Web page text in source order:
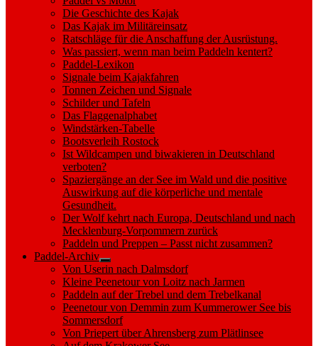
Die Geschichte des Kajak
Das Kajak im Militäreinsatz
Ratschläge für die Anschaffung der Ausrüstung.
Was passiert, wenn man beim Paddeln kentert?
Paddel-Lexikon
Signale beim Kajakfahren
Tonnen Zeichen und Signale
Schilder und Tafeln
Das Flaggenalphabet
Windstärken-Tabelle
Bootsverleih Rostock
Ist Wildcampen und biwakieren in Deutschland
verboten?
Spaziergänge an der See im Wald und die positive
Auswirkung auf die körperliche und mentale
Gesundheit.
Der Wolf kehrt nach Europa, Deutschland und nach
Mecklenburg-Vorpommern zurück
Paddeln und Preppen – Passt nicht zusammen?
Paddel-Archiv
Show
sub
menu
Von Userin nach Dalmsdorf
Kleine Peenetour von Loitz nach Jarmen
Paddeln auf der Trebel und dem Trebelkanal
Peenetour von Demmin zum Kummerower See bis
Sommersdorf
Von Priepert über Ahrensberg zum Plätlinsee